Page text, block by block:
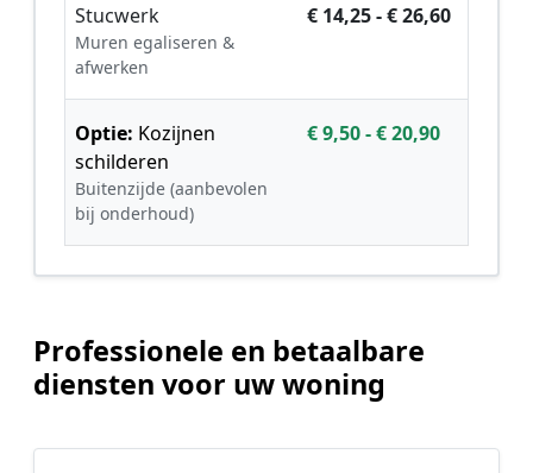
Stucwerk
Muren egaliseren &
afwerken
€ 14,25 - € 26,60
Optie: Kozijnen
schilderen
Buitenzijde (aanbevolen
bij onderhoud)
€ 9,50 - € 20,90
Professionele en betaalbare
diensten voor uw woning